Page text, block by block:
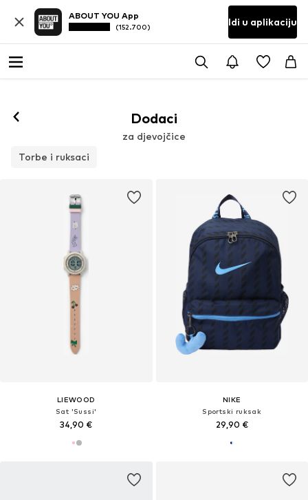
ABOUT YOU App
(152.700) Idi u aplikaciju
Dodaci
za djevojčice
Torbe i ruksaci
LIEWOOD
Sat 'Sussi'
34,90 €
NIKE
Sportski ruksak
29,90 €